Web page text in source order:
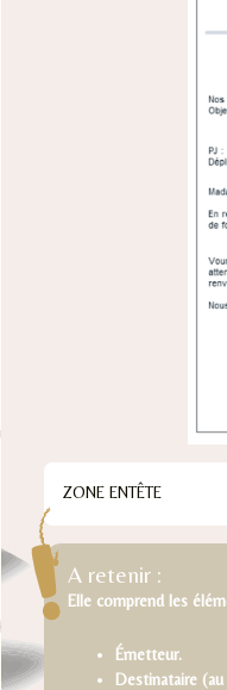
ZONE ENTÊTE
A retenir :
Elle comprend les
Émetteur.
Destinataire